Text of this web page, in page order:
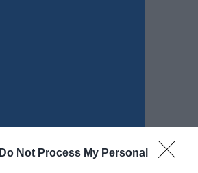
Do Not Process My Personal